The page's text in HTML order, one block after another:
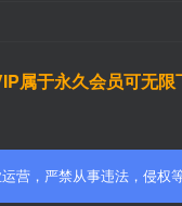
属于永久会员可无
营，严禁从事违法，侵权